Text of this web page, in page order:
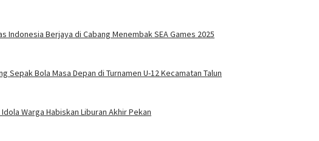
Indonesia Berjaya di Cabang Menembak SEA Games 2025
Sepak Bola Masa Depan di Turnamen U-12 Kecamatan Talun
Warga Habiskan Liburan Akhir Pekan